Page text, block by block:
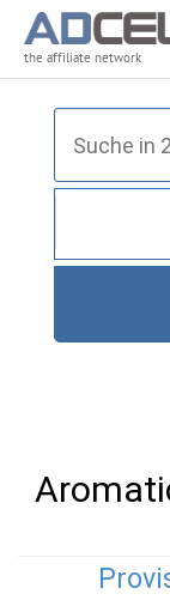
the affiliate network